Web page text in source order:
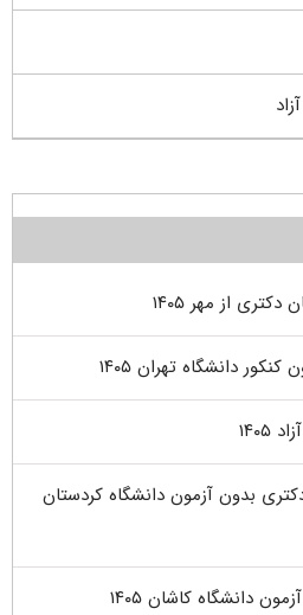
از مهر ۱۴۰۵
دانشگاه تهران ۱۴۰۵
بدون آزمون دانشگاه کردستان
دانشگاه کاشان ۱۴۰۵